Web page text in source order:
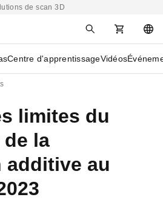
de scan 3D
Centre d'apprentissageVidéos
limites du
de la
au